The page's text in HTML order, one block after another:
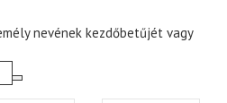
nevének kezdőbetűjét vagy